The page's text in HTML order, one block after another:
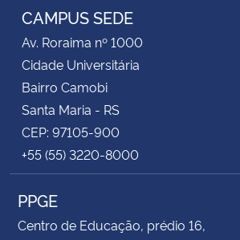
CAMPUS SEDE
Av. Roraima nº 1000
Cidade Universitária
Bairro Camobi
Santa Maria - RS
CEP: 97105-900
+55 (55) 3220-8000
PPGE
Centro de Educação, prédio 16,